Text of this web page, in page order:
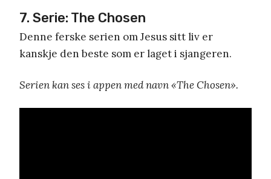
7. Serie: The Chosen
Denne ferske serien om Jesus sitt liv er
kanskje den beste som er laget i sjangeren.
Serien kan ses i appen med navn «The Chosen».